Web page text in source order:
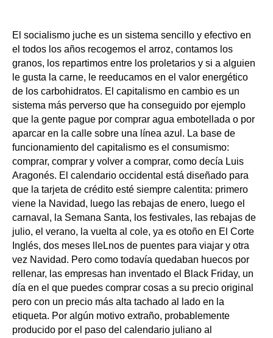
El socialismo juche es un sistema sencillo y efectivo en
el todos los años recogemos el arroz, contamos los
granos, los repartimos entre los proletarios y si a alguien
le gusta la carne, le reeducamos en el valor energético
de los carbohidratos. El capitalismo en cambio es un
sistema más perverso que ha conseguido por ejemplo
que la gente pague por comprar agua embotellada o por
aparcar en la calle sobre una línea azul. La base de
funcionamiento del capitalismo es el consumismo:
comprar, comprar y volver a comprar, como decía Luis
Aragonés. El calendario occidental está diseñado para
que la tarjeta de crédito esté siempre calentita: primero
viene la Navidad, luego las rebajas de enero, luego el
carnaval, la Semana Santa, los festivales, las rebajas de
julio, el verano, la vuelta al cole, ya es otoño en El Corte
Inglés, dos meses lleLnos de puentes para viajar y otra
vez Navidad. Pero como todavía quedaban huecos por
rellenar, las empresas han inventado el Black Friday, un
día en el que puedes comprar cosas a su precio original
pero con un precio más alta tachado al lado en la
etiqueta. Por algún motivo extraño, probablemente
producido por el paso del calendario juliano al